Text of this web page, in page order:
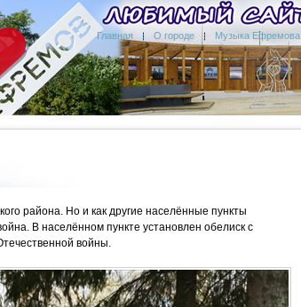
Главная О городе Музыка Ефремова
района. Но и как другие населённые пункты
В населённом пункте установлен обелиск с
войны.